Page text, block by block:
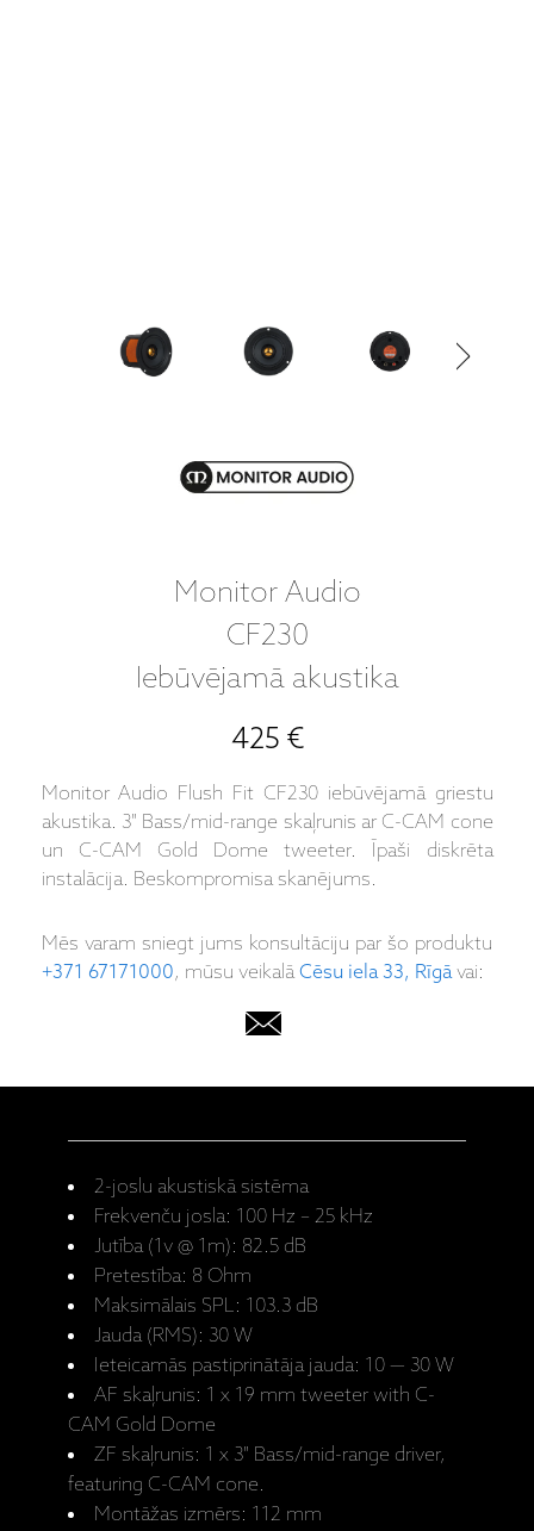
Monitor Audio
CF230
Iebūvējamā akustika
425 €
Monitor Audio Flush Fit CF230 iebūvējamā griestu
akustika. 3" Bass/mid-range skaļrunis ar C-CAM cone
un C-CAM Gold Dome tweeter. Īpaši diskrēta
instalācija. Beskompromisa skanējums.
Mēs varam sniegt jums konsultāciju par šo produktu
+371 67171000, mūsu veikalāCēsu iela 33, Rīgāvai:
2-joslu akustiskā sistēma
Frekvenču josla: 100 Hz – 25 kHz
Jutība (1v @ 1m): 82.5 dB
Pretestība: 8 Ohm
Maksimālais SPL: 103.3 dB
Jauda (RMS): 30 W
Ieteicamās pastiprinātāja jauda: 10 — 30 W
AF skaļrunis: 1 x 19 mm tweeter with C-
CAM Gold Dome
ZF skaļrunis: 1 x 3" Bass/mid-range driver,
featuring C-CAM cone.
Montāžas izmērs: 112 mm